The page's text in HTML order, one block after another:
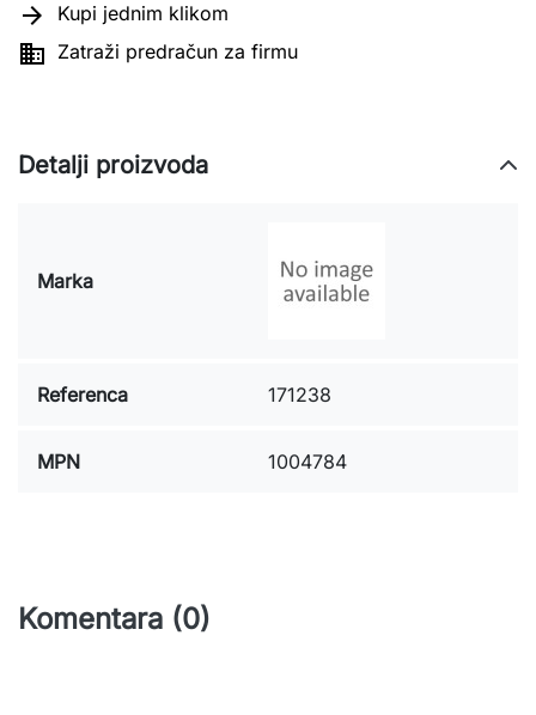
 Kupi jednim klikom
 Zatraži predračun za firmu
Detalji proizvoda
Marka
Referenca 171238
MPN 1004784
Komentara (0)